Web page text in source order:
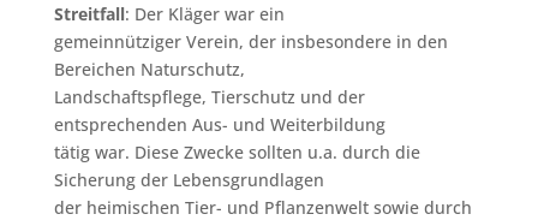
Streitfall: Der Kläger war ein
gemeinnütziger Verein, der insbesondere in den
Bereichen Naturschutz,
Landschaftspflege, Tierschutz und der
entsprechenden Aus- und Weiterbildung
tätig war. Diese Zwecke sollten u.a. durch die
Sicherung der Lebensgrundlagen
der heimischen Tier- und Pflanzenwelt sowie durch